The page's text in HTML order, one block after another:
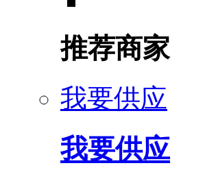
推荐商家
我要供应
我要供应